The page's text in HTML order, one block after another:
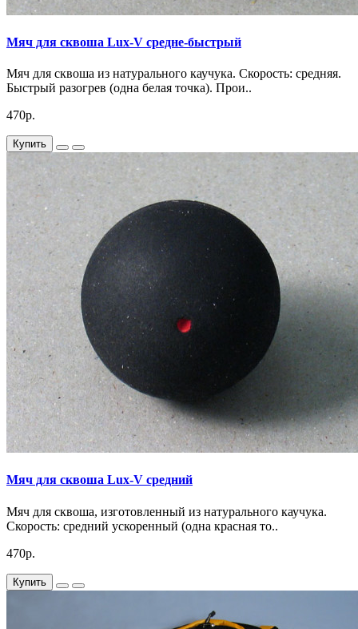
Мяч для сквоша Lux-V средне-быстрый
Мяч для сквоша из натурального каучука. Скорость: средняя.
Быстрый разогрев (одна белая точка). Прои..
470р.
Купить
Мяч для сквоша Lux-V средний
Мяч для сквоша, изготовленный из натурального каучука.
Скорость: средний ускоренный (одна красная то..
470р.
Купить